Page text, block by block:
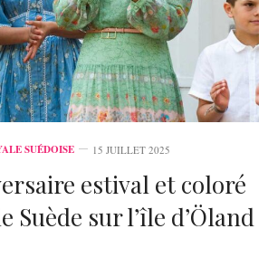
SUÉDOISE 15 JUILLET 2025
estival et coloré
Suède sur l’île d’Öland